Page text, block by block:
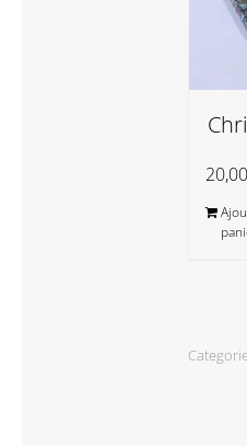
20,00